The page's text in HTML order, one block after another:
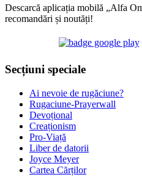
Descarcă aplicația mobilă „Alfa
recomandări și noutăți!
Secțiuni speciale
Ai nevoie de rugăciune?
Rugaciune-Prayerwall
Devoțional
Creaționism
Pro-Viață
Liber de datorii
Joyce Meyer
Cartea Cărților